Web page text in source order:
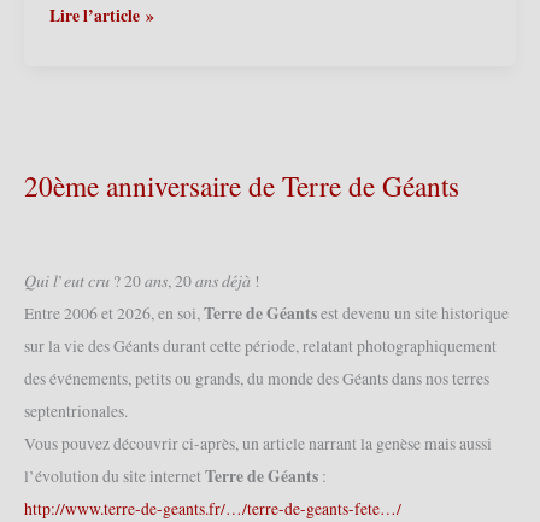
Comines
des
Louches
Cortège
historique
Louches
(08/10/2023)
Lire l’article »
20ème anniversaire de Terre de Géants
𝑄𝑢𝑖 𝑙’𝑒𝑢𝑡 𝑐𝑟𝑢 ? 20 𝑎𝑛𝑠, 20 𝑎𝑛𝑠 𝑑𝑒́𝑗𝑎̀ !
Entre 2006 et 2026, en soi,Terre de Géantsest devenu un site historique
sur la vie des Géants durant cette période, relatant photographiquement
des événements, petits ou grands, du monde des Géants dans nos terres
septentrionales.
Vous pouvez découvrir ci-après, un article narrant la genèse mais aussi
l’évolution du site internet Terre de Géants :
http://www.terre-de-geants.fr/…/terre-de-geants-fete…/